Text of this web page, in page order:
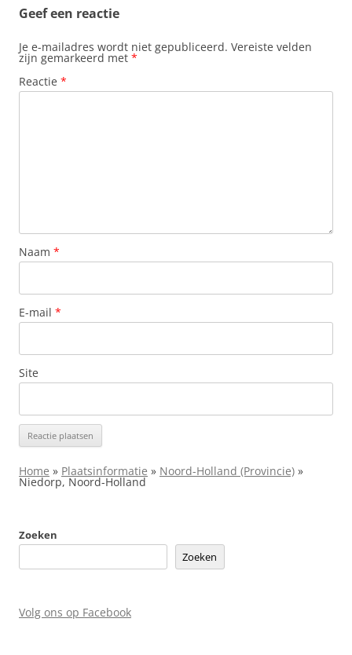
Geef een reactie
Je e-mailadres wordt niet gepubliceerd. Vereiste velden
zijn gemarkeerd met *
Reactie *
Naam *
E-mail *
Site
Home » Plaatsinformatie » Noord-Holland (Provincie) »
Niedorp, Noord-Holland
Zoeken
Zoeken
Volg ons op Facebook